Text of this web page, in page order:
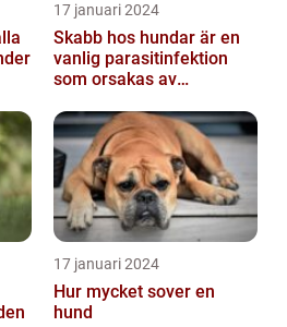
17 januari 2024
Skabb hos hundar är en
vanlig parasitinfektion
som orsakas av
scabiei
17 januari 2024
Hur mycket sover en
hund